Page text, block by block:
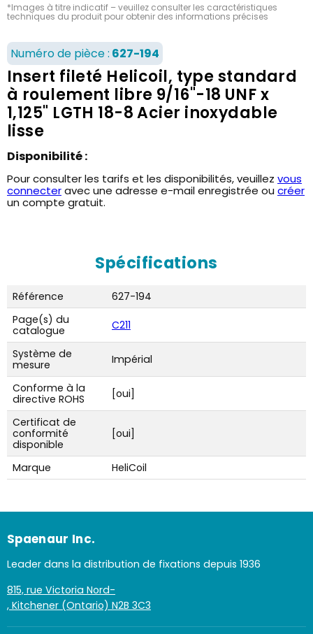
*Images à titre indicatif – veuillez consulter les caractéristiques
techniques du produit pour obtenir des informations précises
Numéro de pièce : 627-194
Insert fileté Helicoil, type standard
à roulement libre 9/16"-18 UNF x
1,125" LGTH 18-8 Acier inoxydable
lisse
Disponibilité :
Pour consulter les tarifs et les disponibilités, veuillez vous
connecteravec une adresse e-mail enregistrée ou créer
un compte gratuit.
Spécifications
Référence
627-194
Page(s) du
catalogue
C211
Système de
mesure
Impérial
Conforme à la
directive ROHS
[oui]
Certificat de
conformité
disponible
[oui]
Marque HeliCoil
Spaenaur Inc.
Leader dans la distribution de fixations depuis 1936
815, rue Victoria Nord-
, Kitchener (Ontario) N2B 3C3